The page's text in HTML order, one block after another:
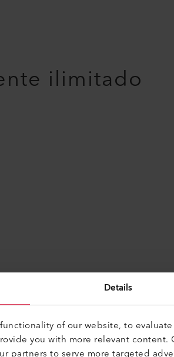
Details
of our website, to
you with more relevant content.
partners to serve more targeted
ilimitado
Encuentra